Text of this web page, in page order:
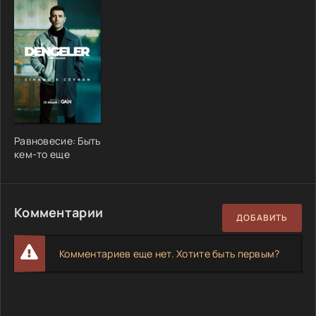
Равновесие: Быть
кем-то еще
Комментарии ДОБАВИТЬ
Комментариев еще нет. Хотите быть первым?